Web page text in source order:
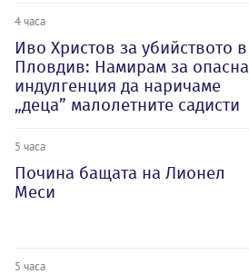
4 часа
Иво Христов за убийството в
Пловдив: Намирам за опасна
индулгенция да наричаме
„деца” малолетните садисти
5 часа
Почина бащата на Лионел
Меси
5 часа